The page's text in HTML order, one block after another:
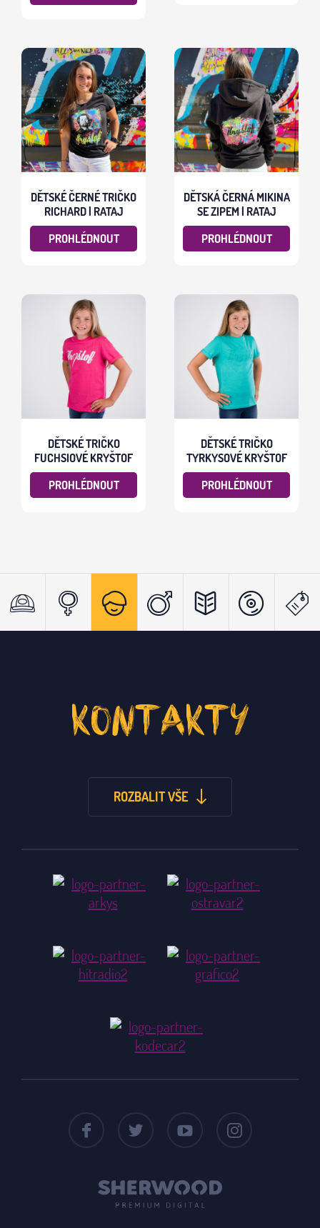
DĚTSKÉ ČERNÉ TRIČKO
RICHARD | RATAJ
PROHLÉDNOUT
DĚTSKÁ ČERNÁ MIKINA
SE ZIPEM | RATAJ
PROHLÉDNOUT
DĚTSKÉ TRIČKO
FUCHSIOVÉ KRYŠTOF
PROHLÉDNOUT
DĚTSKÉ TRIČKO
TYRKYSOVÉ KRYŠTOF
PROHLÉDNOUT
KONTAKTY
ROZBALIT VŠE